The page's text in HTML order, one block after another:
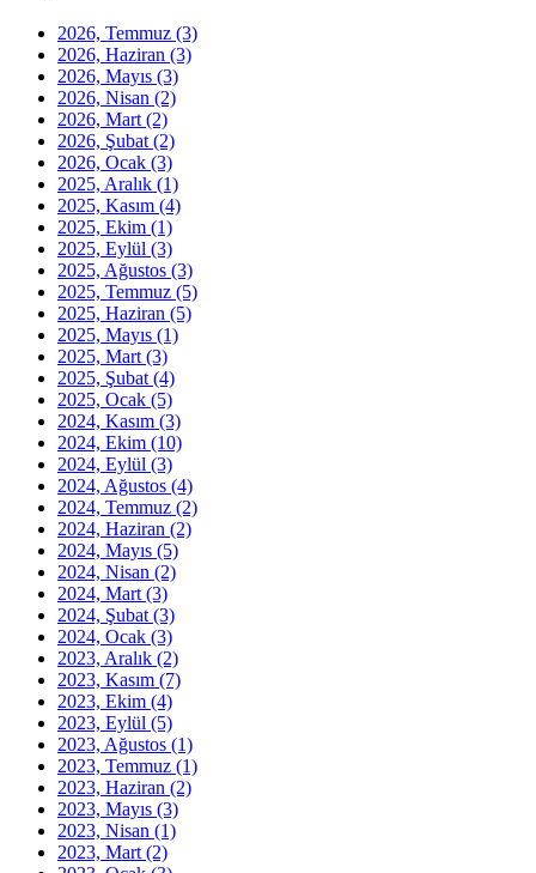
2026, Temmuz (3)
2026, Haziran (3)
2026, Mayıs (3)
2026, Nisan (2)
2026, Mart (2)
2026, Şubat (2)
2026, Ocak (3)
2025, Aralık (1)
2025, Kasım (4)
2025, Ekim (1)
2025, Eylül (3)
2025, Ağustos (3)
2025, Temmuz (5)
2025, Haziran (5)
2025, Mayıs (1)
2025, Mart (3)
2025, Şubat (4)
2025, Ocak (5)
2024, Kasım (3)
2024, Ekim (10)
2024, Eylül (3)
2024, Ağustos (4)
2024, Temmuz (2)
2024, Haziran (2)
2024, Mayıs (5)
2024, Nisan (2)
2024, Mart (3)
2024, Şubat (3)
2024, Ocak (3)
2023, Aralık (2)
2023, Kasım (7)
2023, Ekim (4)
2023, Eylül (5)
2023, Ağustos (1)
2023, Temmuz (1)
2023, Haziran (2)
2023, Mayıs (3)
2023, Nisan (1)
2023, Mart (2)